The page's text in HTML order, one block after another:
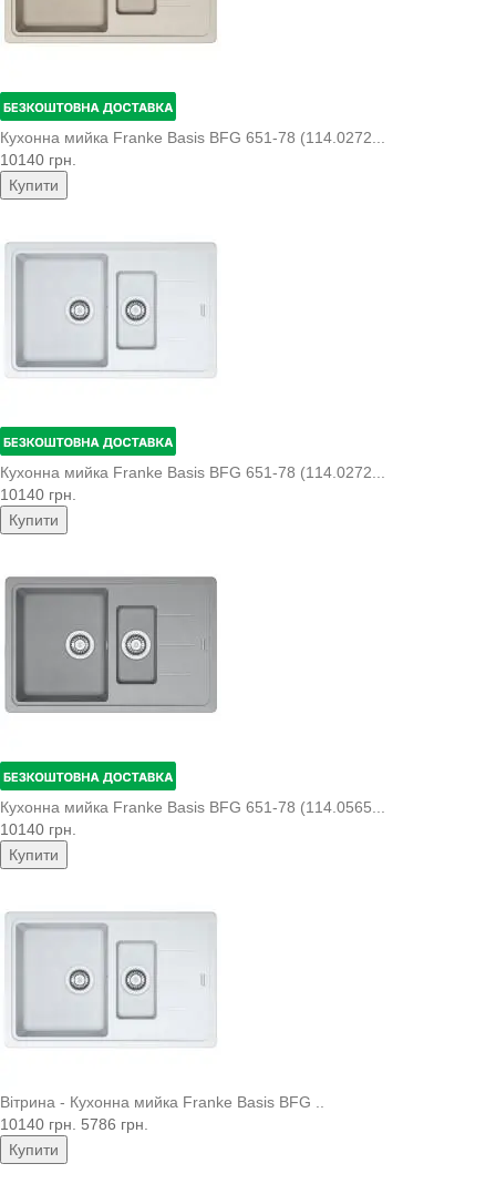
Кухонна мийка Franke Basis BFG 651-78 (114.0272...
10140 грн.
Купити
Кухонна мийка Franke Basis BFG 651-78 (114.0272...
10140 грн.
Купити
Кухонна мийка Franke Basis BFG 651-78 (114.0565...
10140 грн.
Купити
Вітрина - Кухонна мийка Franke Basis BFG ..
10140 грн.
5786 грн.
Купити